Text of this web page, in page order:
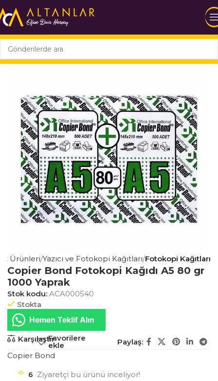
Ürünleri Yazıcı ve Fotokopi Kağıtları Fotokopi Kağıtları
Copier Bond Fotokopi Kağıdı A5 80 gr
1000 Yaprak
Stok kodu: ACA000540
Stokta
Hemen Teklif Alın
KarşılaştırFavorilere
ekle
Paylaş:
Copier Bond
6 Ziyaretçi bu ürünü inceliyor!